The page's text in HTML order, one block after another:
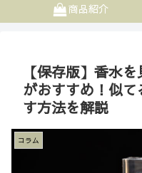
商品紹介
【保存版】香水
がおすすめ！似
す方法を解説
コラム